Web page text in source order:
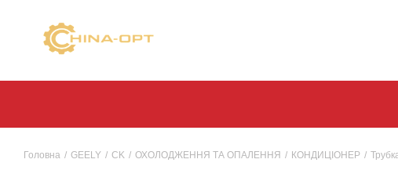
Головна / GEELY / CK / ОХОЛОДЖЕННЯ ТА ОПАЛЕННЯ / КОНДИЦІОНЕР /